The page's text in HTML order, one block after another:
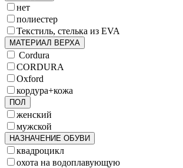
нет
полиестер
Текстиль, стелька из EVA
МАТЕРИАЛ ВЕРХА
Cordura
CORDURA
Oxford
кордура+кожа
ПОЛ
женский
мужской
НАЗНАЧЕНИЕ ОБУВИ
квадроцикл
охота на водоплавующую